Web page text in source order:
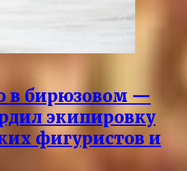
в бирюзовом —
экипировку
фигуристов и